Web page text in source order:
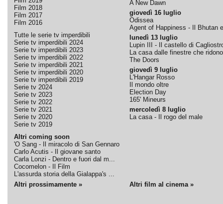
Film 2018
Film 2017
Film 2016
Tutte le serie tv imperdibili
Serie tv imperdibili 2024
Serie tv imperdibili 2023
Serie tv imperdibili 2022
Serie tv imperdibili 2021
Serie tv imperdibili 2020
Serie tv imperdibili 2019
Serie tv 2024
Serie tv 2023
Serie tv 2022
Serie tv 2021
Serie tv 2020
Serie tv 2019
Altri coming soon
'O Sang - Il miracolo di San Gennaro
Carlo Acutis - Il giovane santo
Carla Lonzi - Dentro e fuori dal m...
Cocomelon - Il Film
L'assurda storia della Gialappa's ...
A New Dawn
giovedì 16 luglio
Odissea
Agent of Happiness - Il Bhutan
lunedì 13 luglio
Lupin III - Il castello di
La casa dalle finestre che ridono
The Doors
giovedì 9 luglio
L'Hangar Rosso
Il mondo oltre
Election Day
165' Mineurs
mercoledì 8 luglio
La casa - Il rogo del male
Altri prossimamente » Altri film al cinema »